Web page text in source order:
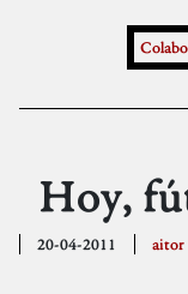
Hoy,
20-04-2011 aitor